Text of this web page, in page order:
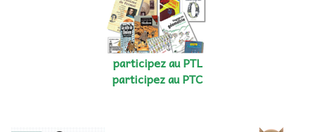
participez au PTL
participez au PTC